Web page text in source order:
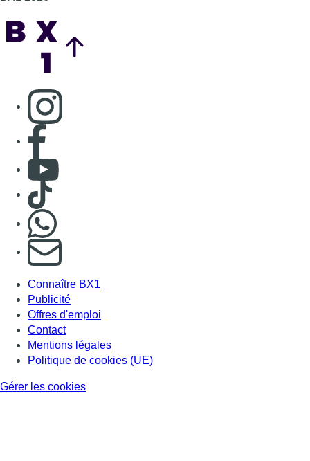
Consulter page Instagram
Consulter page Facebook
Consulter Youtube
Consulter TikTok
S'abonner à notre newsletter
Connaître BX1
Publicité
Offres d'emploi
Contact
Mentions légales
Politique de cookies (UE)
Gérer les cookies